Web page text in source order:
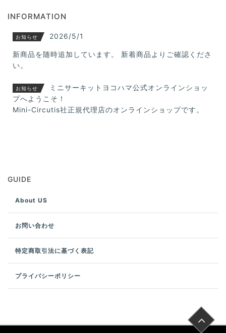
INFORMATION
お知らせ 2026/5/1
新商品を随時追加しています。 新着商品よりご確認くださ
い。
お知らせ
ミニサーキットヨコハマ公式オンラインショッ
プへようこそ！
Mini-Circutis社正規代理店のオンラインショップです。
GUIDE
About US
お問い合わせ
特定商取引法に基づく表記
プライバシーポリシー